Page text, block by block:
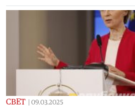
СВЕТ 09.03.2025